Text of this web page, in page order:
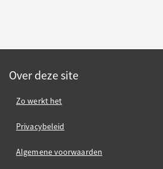
Over deze site
Zo werkt het
Privacybeleid
Algemene voorwaarden